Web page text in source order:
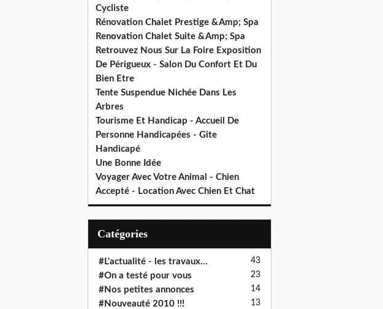
Cycliste
Rénovation Chalet Prestige &Amp; Spa
Renovation Chalet Suite &Amp; Spa
Retrouvez Nous Sur La Foire Exposition
De Périgueux - Salon Du Confort Et Du
Bien Etre
Tente Suspendue Nichée Dans Les
Arbres
Tourisme Et Handicap - Accueil De
Personne Handicapées - Gite
Handicapé
Une Bonne Idée
Voyager Avec Votre Animal - Chien
Accepté - Location Avec Chien Et Chat
Catégories
#L'actualité - les travaux... 43
#On a testé pour vous 23
#Nos petites annonces 14
#Nouveauté 2010 !!! 13